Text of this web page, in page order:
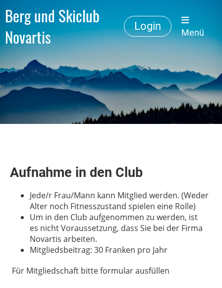
Berg und Skiclub
Novartis
Login
Menü
Aufnahme in den Club
Jede/r Frau/Mann kann Mitglied werden. (Weder
Alter noch Fitnesszustand spielen eine Rolle)
Um in den Club aufgenommen zu werden, ist
es nicht Voraussetzung, dass Sie bei der Firma
Novartis arbeiten.
Mitgliedsbeitrag: 30 Franken pro Jahr
Für Mitgliedschaft bitte formular ausfüllen